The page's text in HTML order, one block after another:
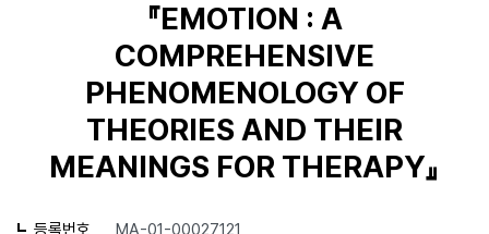
『EMOTION : A
COMPREHENSIVE
PHENOMENOLOGY OF
THEORIES AND THEIR
MEANINGS FOR THERAPY』
등록번호 MA-01-00027121